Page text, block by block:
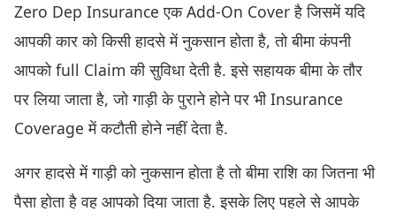
Zero Dep Insurance एक Add-On Cover है जिसमें यदि
आपकी कार को किसी हादसे में नुकसान होता है, तो बीमा कंपनी
आपको full Claim की सुविधा देती है. इसे सहायक बीमा के तौर
पर लिया जाता है, जो गाड़ी के पुराने होने पर भी Insurance
Coverage में कटौती होने नहीं देता है.
अगर हादसे में गाड़ी को नुकसान होता है तो बीमा राशि का जितना भी
पैसा होता है वह आपको दिया जाता है. इसके लिए पहले से आपके